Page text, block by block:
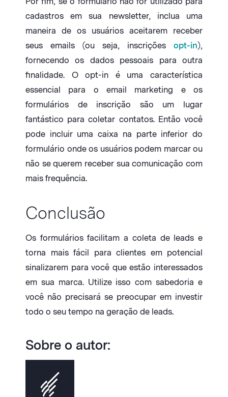
cadastros em sua newsletter, inclua uma
maneira de os usuários aceitarem receber
seus emails (ou seja, inscrições opt-in),
fornecendo os dados pessoais para outra
finalidade. O opt-in é uma característica
essencial para o email marketing e os
formulários de inscrição são um lugar
fantástico para coletar contatos. Então você
pode incluir uma caixa na parte inferior do
formulário onde os usuários podem marcar ou
não se querem receber sua comunicação com
mais frequência.
Conclusão
Os formulários facilitam a coleta de leads e
torna mais fácil para clientes em potencial
sinalizarem para você que estão interessados
em sua marca. Utilize isso com sabedoria e
você não precisará se preocupar em investir
todo o seu tempo na geração de leads.
Sobre o autor: